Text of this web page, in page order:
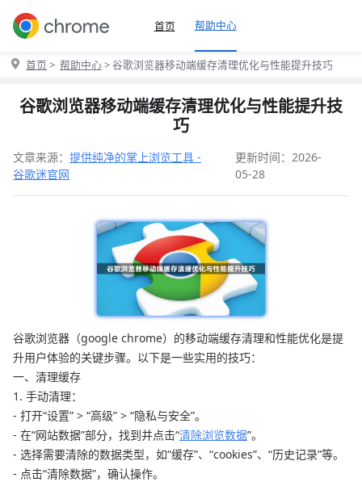
首页 帮助中心
首页 > 帮助中心> 谷歌浏览器移动端缓存清理优化与性能提升技巧
谷歌浏览器移动端缓存清理优化与性能提升技
巧
文章来源： 提供纯净的掌上浏览工具 -
谷歌迷官网
更新时间：2026-
05-28
谷歌浏览器（google chrome）的移动端缓存清理和性能优化是提
升用户体验的关键步骤。以下是一些实用的技巧：
一、清理缓存
1. 手动清理：
- 打开“设置” > “高级” > “隐私与安全”。
- 在“网站数据”部分，找到并点击“清除浏览数据”。
- 选择需要清除的数据类型，如“缓存”、“cookies”、“历史记录”等。
- 点击“清除数据”，确认操作。